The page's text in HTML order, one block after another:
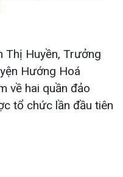
Thị Huyền, Trưởng
Hướng Hoá
về hai quần đảo
tổ chức lần đầu tiên